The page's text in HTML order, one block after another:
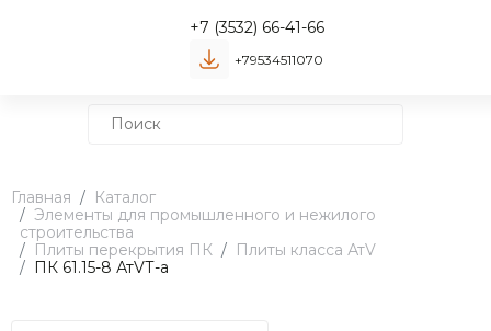
+7 (3532) 66-41-66
+79534511070
Главная
Каталог
Элементы для промышленного и нежилого
строительства
Плиты перекрытия ПК
Плиты класса АтV
ПК 61.15-8 АтVТ-а